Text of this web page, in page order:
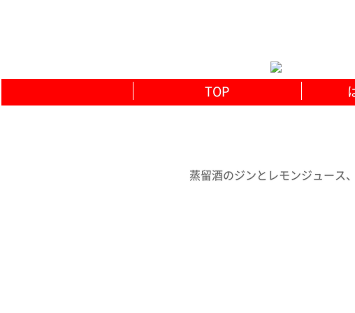
TOP
蒸留酒のジンとレモンジュース